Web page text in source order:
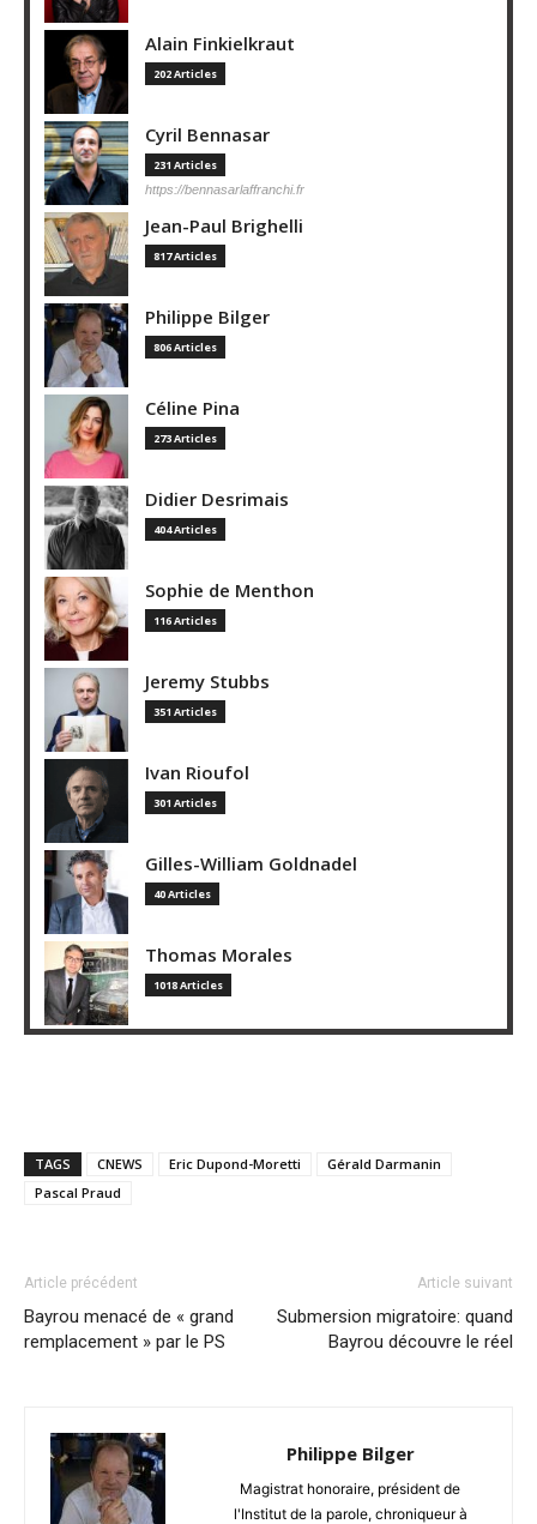
Alain Finkielkraut
202 Articles
Cyril Bennasar
231 Articles
https://bennasarlaffranchi.fr
Jean-Paul Brighelli
817 Articles
Philippe Bilger
806 Articles
Céline Pina
273 Articles
Didier Desrimais
404 Articles
Sophie de Menthon
116 Articles
Jeremy Stubbs
351 Articles
Ivan Rioufol
301 Articles
Gilles-William Goldnadel
40 Articles
Thomas Morales
1018 Articles
TAGS CNEWS Eric Dupond-Moretti
Gérald Darmanin
Pascal Praud
Article précédent
Bayrou menacé de « grand
remplacement » par le PS
Article suivant
Submersion migratoire: quand
Bayrou découvre le réel
Philippe Bilger
Magistrat honoraire, président de
l'Institut de la parole, chroniqueur à